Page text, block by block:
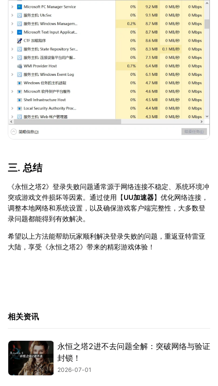
三. 总结
《永恒之塔2》登录失败问题通常源于网络连接不稳定、系统环境冲
突或游戏文件损坏等因素。通过使用【UU加速器】优化网络连接，
调整本地网络和系统设置，以及确保游戏客户端完整性，大多数登
录问题都能得到有效解决。
希望以上方法能帮助玩家顺利解决登录失败的问题，重返亚特雷亚
大陆，享受《永恒之塔2》带来的精彩游戏体验！
相关资讯
永恒之塔2进不去问题全解：突破网络与验证
封锁！
2026-07-01